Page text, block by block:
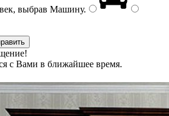
выбрав Машину.
с Вами в ближайшее время.